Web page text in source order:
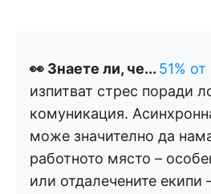
👀 Знаете ли, че... 51%
изпитват стрес поради
комуникация.
може значително да
работното място –
или отдалечените екипи